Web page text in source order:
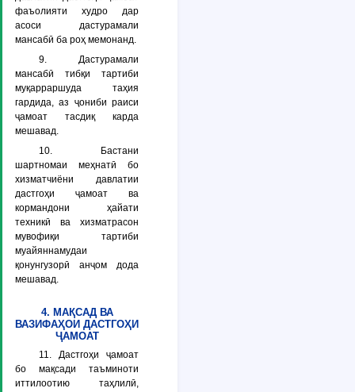
фаъолияти худро дар
асоси дастурамали
мансабӣ ба роҳ мемонанд.
9. Дастурамали
мансабӣ тибқи тартиби
муқарраршуда таҳия
гардида, аз ҷониби раиси
ҷамоат тасдиқ карда
мешавад.
10. Бастани
шартномаи меҳнатӣ бо
хизматчиёни давлатии
дастгоҳи ҷамоат ва
кормандони ҳайати
техникӣ ва хизматрасон
мувофиқи тартиби
муайяннамудаи
қонунгузорӣ анҷом дода
мешавад.
4. МАҚСАД ВА
ВАЗИФАҲОИ ДАСТГОҲИ
ҶАМОАТ
11. Дастгоҳи ҷамоат
бо мақсади таъминоти
иттилоотию таҳлилӣ,